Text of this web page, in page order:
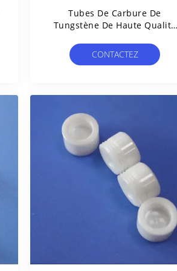
Tubes De Carbure De
Tungstène De Haute Qualité
De 0,45 Mm
CONTACTEZ